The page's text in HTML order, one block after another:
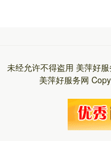
未经允许不得盗用 美萍好
美萍好服务网